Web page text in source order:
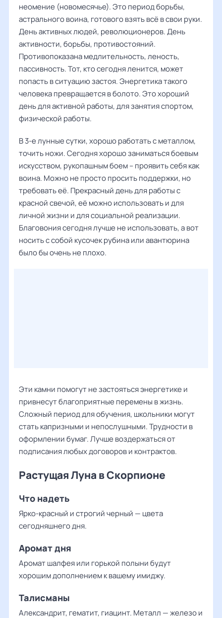
неомение (новомесячье). Это период борьбы,
астрального воина, готового взять всё в свои руки.
День активных людей, революционеров. День
активности, борьбы, противостояний.
Противопоказана медлительность, леность,
пассивность. Тот, кто сегодня ленится, может
попасть в ситуацию застоя. Энергетика такого
человека превращается в болото. Это хороший
день для активной работы, для занятия спортом,
физической работы.
В 3-е лунные сутки, хорошо работать с металлом,
точить ножи. Сегодня хорошо заниматься боевым
искусством, рукопашным боем – проявить себя как
воина. Можно не просто просить поддержки, но
требовать её. Прекрасный день для работы с
красной свечой, её можно использовать и для
личной жизни и для социальной реализации.
Благовония сегодня лучше не использовать, а вот
носить с собой кусочек рубина или авантюрина
было бы очень не плохо.
Эти камни помогут не застояться энергетике и
привнесут благоприятные перемены в жизнь.
Сложный период для обучения, школьники могут
стать капризными и непослушными. Трудности в
оформлении бумаг. Лучше воздержаться от
подписания любых договоров и контрактов.
Растущая Луна в Скорпионе
Что надеть
Ярко-красный и строгий черный — цвета
сегодняшнего дня.
Аромат дня
Аромат шалфея или горькой полыни будут
хорошим дополнением к вашему имиджу.
Талисманы
Александрит, гематит, гиацинт. Металл — железо и